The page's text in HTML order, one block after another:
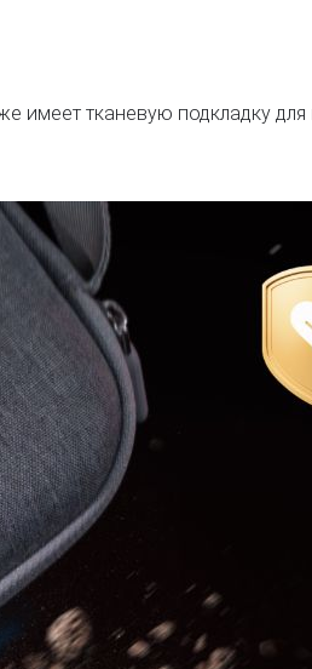
имеет тканевую подкладку